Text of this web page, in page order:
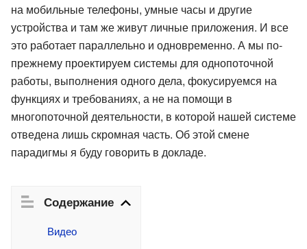
на мобильные телефоны, умные часы и другие
устройства и там же живут личные приложения. И все
это работает параллельно и одновременно. А мы по-
прежнему проектируем системы для однопоточной
работы, выполнения одного дела, фокусируемся на
функциях и требованиях, а не на помощи в
многопоточной деятельности, в которой нашей системе
отведена лишь скромная часть. Об этой смене
парадигмы я буду говорить в докладе.
Содержание
Видео